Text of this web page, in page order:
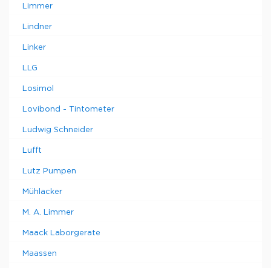
Limmer
Lindner
Linker
LLG
Losimol
Lovibond - Tintometer
Ludwig Schneider
Lufft
Lutz Pumpen
Mühlacker
M. A. Limmer
Maack Laborgerate
Maassen